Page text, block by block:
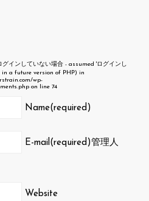
インしていない場合 - assumed 'ログインし
a future version of PHP) in
wp-
on line74
Name(required)
E-mail(required)管理人
Website